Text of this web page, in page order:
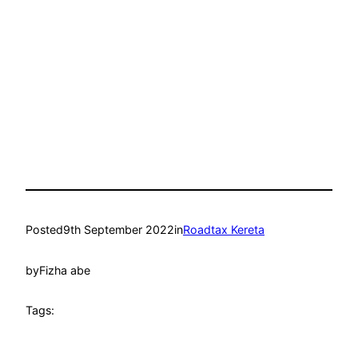
Posted9th September 2022inRoadtax Kereta
byFizha abe
Tags: